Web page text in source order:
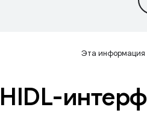
Эта информация